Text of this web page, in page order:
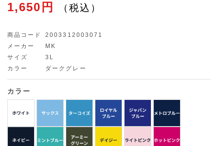
1,650円
商品コード
2003312003071
メーカー
MK
サイズ
3L
カラー
ダークグレー
カラー